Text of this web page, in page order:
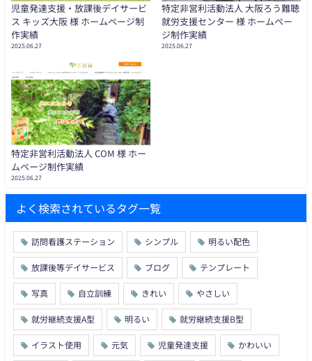
児童発達支援・放課後デイサービ
ス キッズ大阪 様 ホームページ制
作実績
2025.06.27
特定非営利活動法人 大阪ろう難聴
就労支援センター 様 ホームペー
ジ制作実績
2025.06.27
特定非営利活動法人 COM 様 ホー
ムページ制作実績
2025.06.27
よく検索されているタグ一覧
訪問看護ステーション シンプル 明るい配色
放課後等デイサービス ブログ テンプレート
写真 自立訓練 きれい やさしい
就労継続支援A型 明るい 就労継続支援B型
イラスト使用 元気 児童発達支援 かわいい